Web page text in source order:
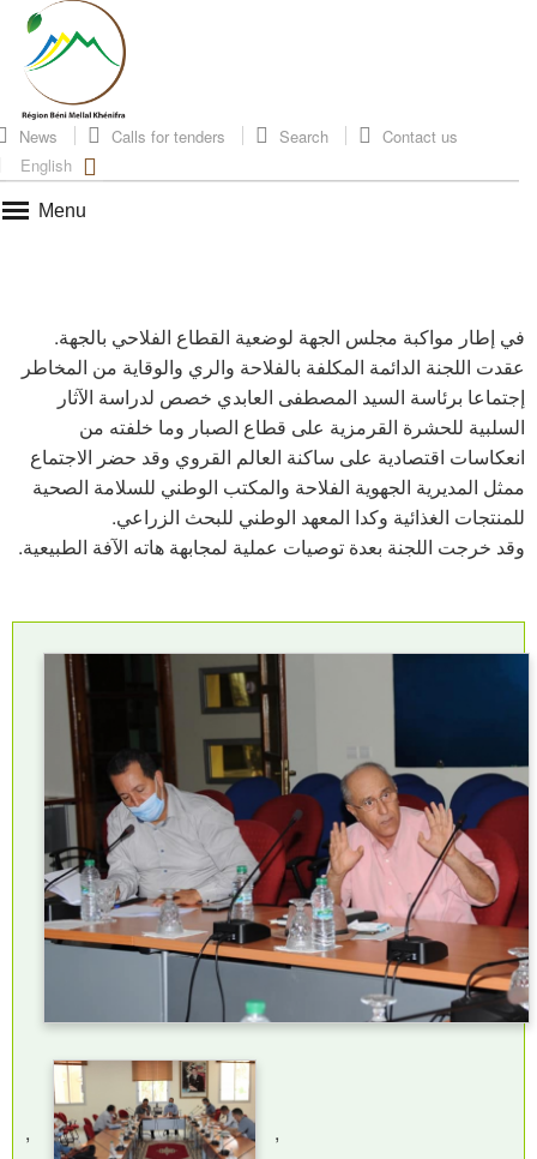
News Calls for tenders Search
Contact us
English
Menu
في إطار مواكبة مجلس الجهة لوضعية القطاع الفلاحي بالجهة.
عقدت اللجنة الدائمة المكلفة بالفلاحة والري والوقاية من المخاطر
إجتماعا برئاسة السيد المصطفى العابدي خصص لدراسة الآثار
السلبية للحشرة القرمزية على قطاع الصبار وما خلفته من
انعكاسات اقتصادية على ساكنة العالم القروي وقد حضر الاجتماع
ممثل المديرية الجهوية الفلاحة والمكتب الوطني للسلامة الصحية
للمنتجات الغذائية وكدا المعهد الوطني للبحث الزراعي.
وقد خرجت اللجنة بعدة توصيات عملية لمجابهة هاته الآفة الطبيعية.
, ,